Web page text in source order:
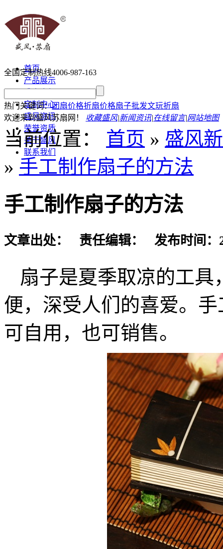
首页
产品展示
定制中心
盛风资讯
荣誉资质
关于盛风
联系我们
全国定制热线4006-987-163
热门关键词：团扇价格折扇价格扇子批发文玩折扇
欢迎来到盛风苏扇网！ 收藏盛风|新闻资讯|在线留言|网站地图
当前位置： 首页 » 盛风
» 手工制作扇子的方法
手工制作扇子的方法
文章出处： 责任编辑： 发布时间：
扇子是夏季取凉的工
便，深受人们的喜爱。
可自用，也可销售。